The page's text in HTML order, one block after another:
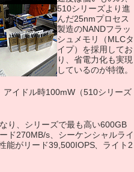
510シリーズより進
んだ25nmプロセス
製造のNANDフラッ
シュメモリ（MLCタ
イプ）を採用してお
り、省電力化も実現
しているのが特徴。
イドル時100mW（510シリーズ
り、シリーズで最も高い600GB
ド270MB/s、シーケンシャルライ
能がリード39,500IOPS、ライト2